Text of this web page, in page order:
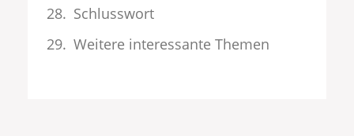
Schlusswort
Weitere interessante Themen